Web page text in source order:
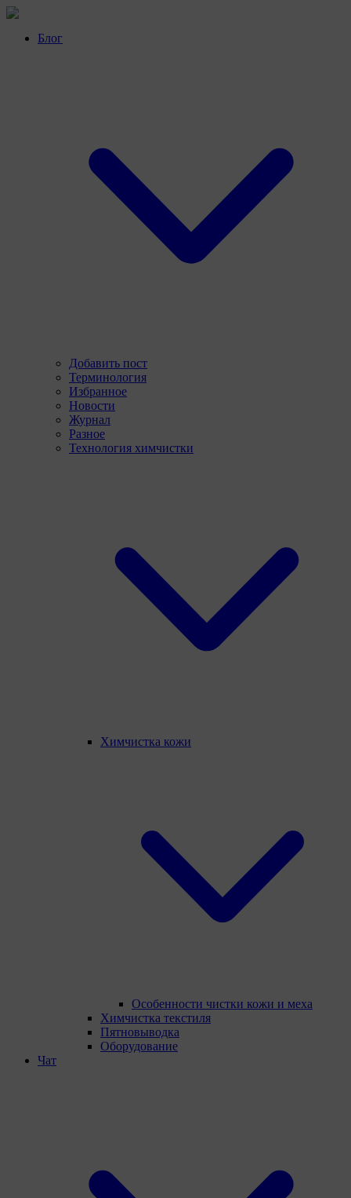
Перейти
контенту
Блог
Добавить пост
Терминология
Избранное
Новости
Журнал
Разное
Технология химчистки
Химчистка кожи
Особенности чистки кожи и меха
Химчистка текстиля
Пятновыводка
Оборудование
Чат